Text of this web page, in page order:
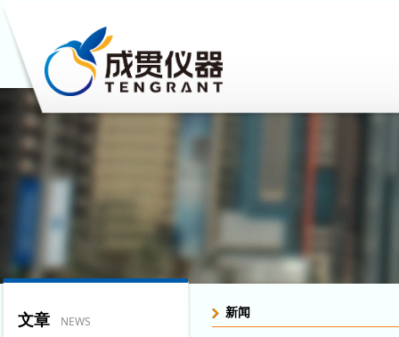
文章 NEWS
新闻